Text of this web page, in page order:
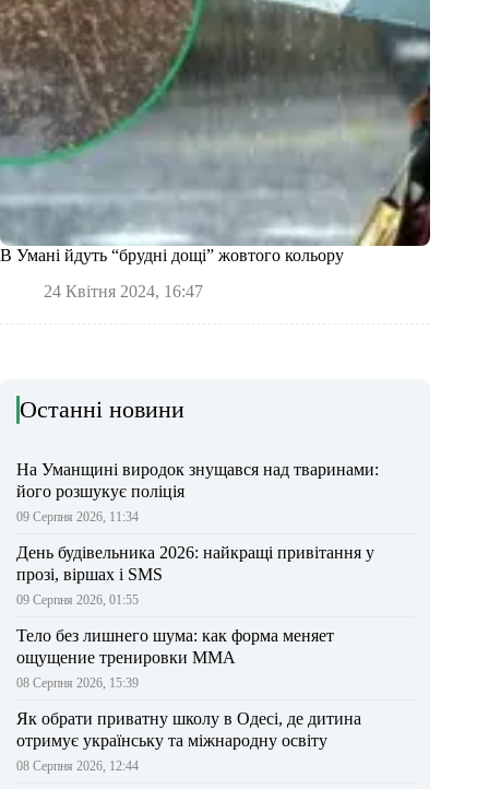
В Умані йдуть “брудні дощі” жовтого кольору
24 Квітня 2024, 16:47
Останні новини
На Уманщині виродок знущався над тваринами:
його розшукує поліція
09 Серпня 2026, 11:34
День будівельника 2026: найкращі привітання у
прозі, віршах і SMS
09 Серпня 2026, 01:55
Тело без лишнего шума: как форма меняет
ощущение тренировки ММА
08 Серпня 2026, 15:39
Як обрати приватну школу в Одесі, де дитина
отримує українську та міжнародну освіту
08 Серпня 2026, 12:44